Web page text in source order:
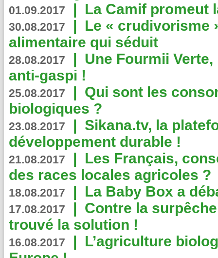
01.09.2017 | La Camif promeut
30.08.2017 | Le « crudivorisme
alimentaire qui séduit
28.08.2017 | Une Fourmii
anti-gaspi !
25.08.2017 | Qui sont les
biologiques ?
23.08.2017 | Sikana.tv, la
développement durable !
21.08.2017 | Les Français,
des races locales agricoles ?
18.08.2017 | La Baby Box a
17.08.2017 | Contre la
trouvé la solution !
16.08.2017 | L’agriculture